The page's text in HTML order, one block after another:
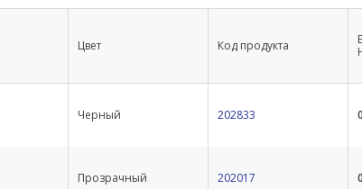
Цвет Код продукта
Черный 202833
Прозрачный 202017